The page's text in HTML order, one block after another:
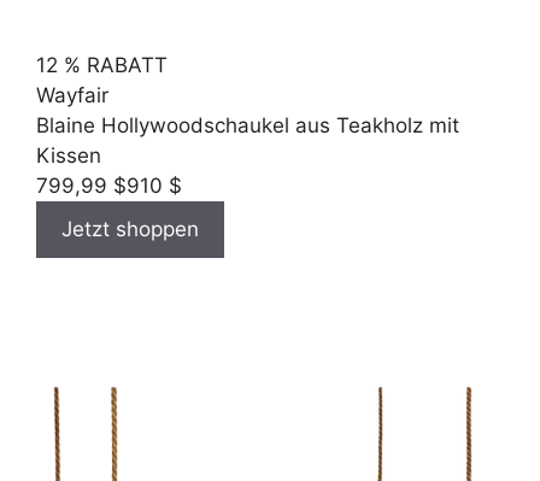
12 % RABATT
Wayfair
Blaine Hollywoodschaukel aus Teakholz mit
Kissen
799,99 $910 $
Jetzt shoppen